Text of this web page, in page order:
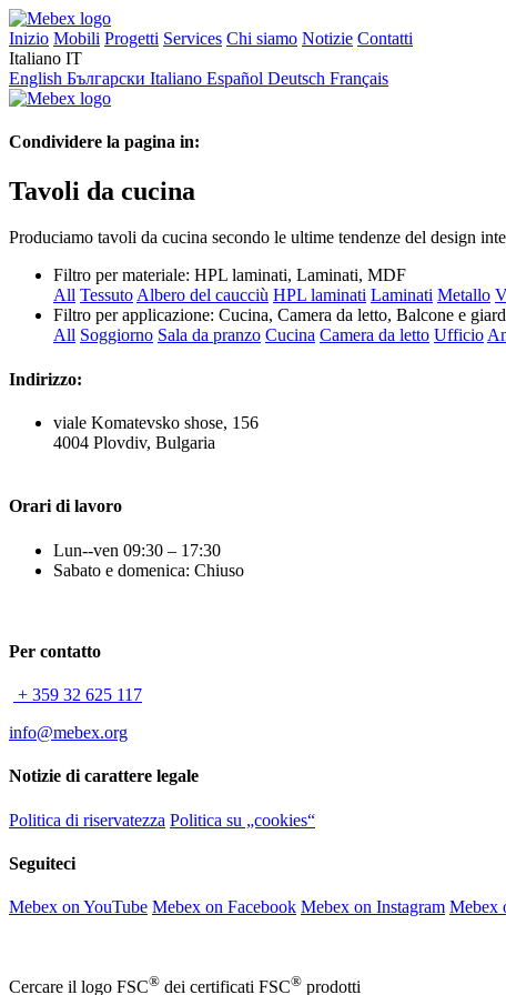
Inizio Mobili Progetti Services Chi siamo Notizie Contatti
Italiano IT
English Български Italiano Español Deutsch Français
Condividere la pagina in:
Tavoli da cucina
Produciamo tavoli da cucina secondo le ultime tendenze del design
Filtro per materiale: HPL laminati, Laminati, MDF
All TessutoAlbero del caucciù HPL laminati Laminati Metallo
Filtro per applicazione: Cucina, Camera da letto, Balcone e
All Soggiorno Sala da pranzo Cucina Camera da letto Ufficio
Indirizzo:
viale Komatevsko shose, 156
4004 Plovdiv, Bulgaria
Orari di lavoro
Lun--ven 09:30 – 17:30
Sabato e domenica: Chiuso
Per contatto
+ 359 32 625 117
info@mebex.org
Notizie di carattere legale
Politica di riservatezza Politica su „cookies“
Seguiteci
Mebex on YouTube Mebex on Facebook Mebex on Instagram Mebex
Cercare il logo FSC® dei certificati FSC® prodotti